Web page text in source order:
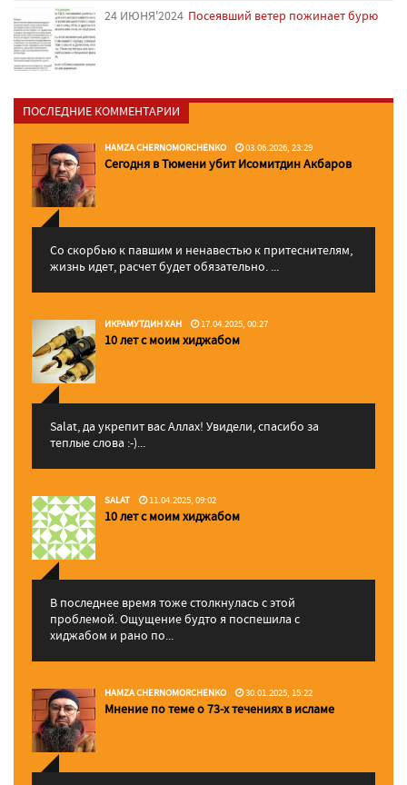
24 ИЮНЯ'2024 Посеявший ветер пожинает бурю
ПОСЛЕДНИЕ КОММЕНТАРИИ
HAMZA CHERNOMORCHENKO 03.06.2026, 23:29
Сегодня в Тюмени убит Исомитдин Акбаров
Со скорбью к павшим и ненавестью к притеснителям,
жизнь идет, расчет будет обязательно. ...
ИКРАМУТДИН ХАН 17.04.2025, 00:27
10 лет с моим хиджабом
Salat, да укрепит вас Аллаx! Увидели, спасибо за
теплые слова :-)...
SALAT 11.04.2025, 09:02
10 лет с моим хиджабом
В последнее время тоже столкнулась с этой
проблемой. Ощущение будто я поспешила с
хиджабом и рано по...
HAMZA CHERNOMORCHENKO 30.01.2025, 15:22
Мнение по теме о 73-х течениях в исламе